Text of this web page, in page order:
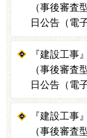
（事後審査
日公告（電
『建設工事
（事後審査
日公告（電
『建設工事
（事後審査